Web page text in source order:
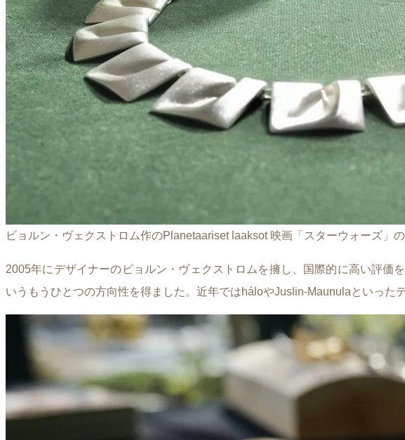
ビョルン・ヴェクストロム作のPlanetaariset laaksot 映画「スターウォーズ」
2005年にデザイナーのビョルン・ヴェクストロムを擁し、国際的に高い評価
いうもうひとつの方向性を得ました。近年ではháloやJuslin-Maunulaといった